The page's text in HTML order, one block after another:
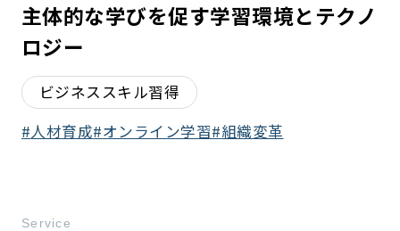
主体的な学びを促す学習環境とテクノ
ロジー
ビジネススキル習得
人材育成 オンライン学習 組織変革
Service